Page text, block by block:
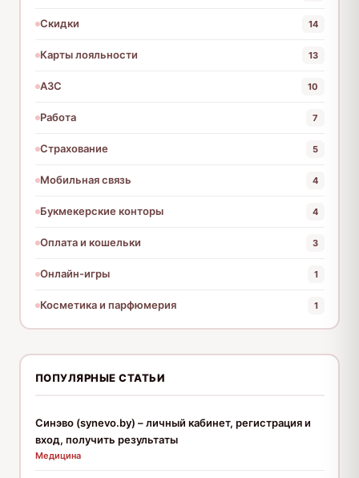
Скидки 14
Карты лояльности 13
АЗС 10
Работа 7
Страхование 5
Мобильная связь 4
Букмекерские конторы 4
Оплата и кошельки 3
Онлайн-игры 1
Косметика и парфюмерия 1
ПОПУЛЯРНЫЕ СТАТЬИ
Синэво (synevo.by) – личный кабинет, регистрация и
вход, получить результаты
Медицина